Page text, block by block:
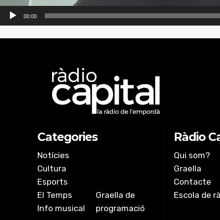
00:00
Categories
Notícies
Cultura
Esports
El Temps
Info musical
Graella de
programació
Ràdio
Qui som?
Graella
Contacte
Escola de